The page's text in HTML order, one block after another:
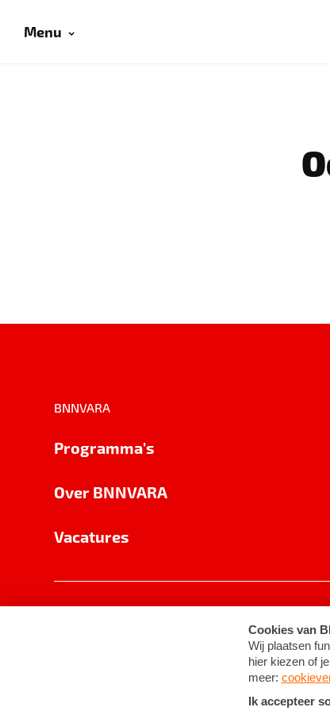
Menu
BNNVARA
Programma's
Over BNNVARA
Vacatures
Cookie-instellingen